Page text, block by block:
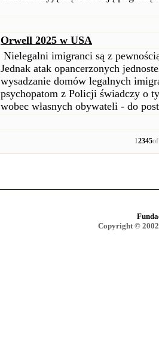
Orwell 2025 w USA
Nielegalni imigranci są z
Jednak atak opancerzonych
wysadzanie domów legalnych
psychopatom z Policji świadczy o
wobec własnych obywateli - do
12345
Copyright ©